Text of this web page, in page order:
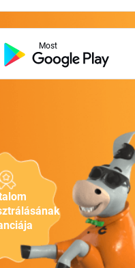
Most